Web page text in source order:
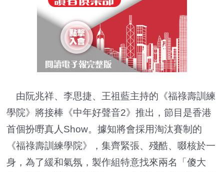
由阮兆祥、李思捷、王祖藍主持的《福祿壽訓練
學院》將接棒《中年好聲音2》推出，節目是香港
首個扮嘢真人Show。據知將會採用淘汰賽制的
《福祿壽訓練學院》，集齊緊張、殘酷、啜核於一
身，為了緩和氣氛，製作組特意找來兩名「傻大